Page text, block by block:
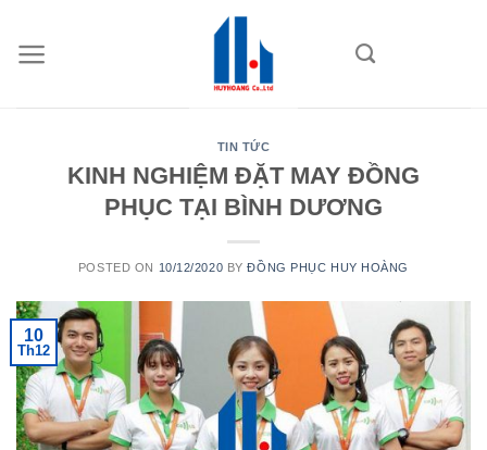
content
TIN TỨC
KINH NGHIỆM ĐẶT MAY ĐỒNG
PHỤC TẠI BÌNH DƯƠNG
POSTED ON 10/12/2020 BYĐỒNG PHỤC HUY HOÀNG
10
Th12